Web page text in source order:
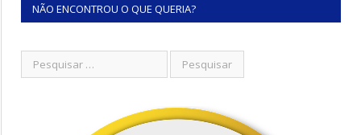
NÃO ENCONTROU O QUE QUERIA?